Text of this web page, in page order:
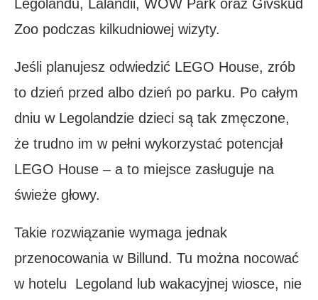
Legolandu, Lalandii, WOW Park oraz Givskud
Zoo podczas kilkudniowej wizyty.
Jeśli planujesz odwiedzić LEGO House, zrób
to dzień przed albo dzień po parku. Po całym
dniu w Legolandzie dzieci są tak zmęczone,
że trudno im w pełni wykorzystać potencjał
LEGO House – a to miejsce zasługuje na
świeże głowy.
Takie rozwiązanie wymaga jednak
przenocowania w Billund. Tu można nocować
w hotelu Legoland lub wakacyjnej wiosce, nie